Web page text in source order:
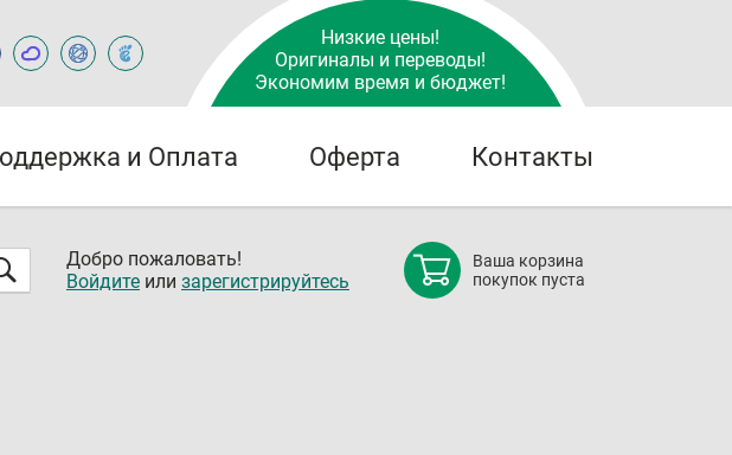
Низкие цены!
Оригиналы и переводы!
Экономим время и бюджет!
и Оплата Оферта Контакты
Добро пожаловать!
Войдите или зарегистрируйтесь
Ваша корзина
покупок пуста